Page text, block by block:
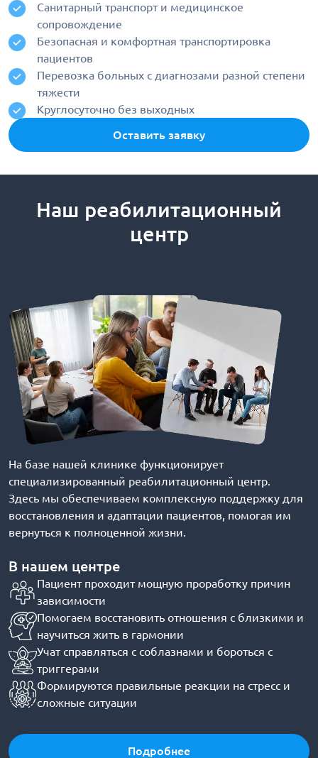
Санитарный транспорт и медицинское
сопровождение
Безопасная и комфортная транспортировка
пациентов
Перевозка больных с диагнозами разной степени
тяжести
Круглосуточно без выходных
Оставить заявку
Наш реабилитационный
центр
На базе нашей клинике функционирует
специализированный реабилитационный центр.
Здесь мы обеспечиваем комплексную поддержку для
восстановления и адаптации пациентов, помогая им
вернуться к полноценной жизни.
В нашем центре
Пациент проходит мощную проработку причин
зависимости
Помогаем восстановить отношения с близкими и
научиться жить в гармонии
Учат справляться с соблазнами и бороться с
триггерами
Формируются правильные реакции на стресс и
сложные ситуации
Подробнее